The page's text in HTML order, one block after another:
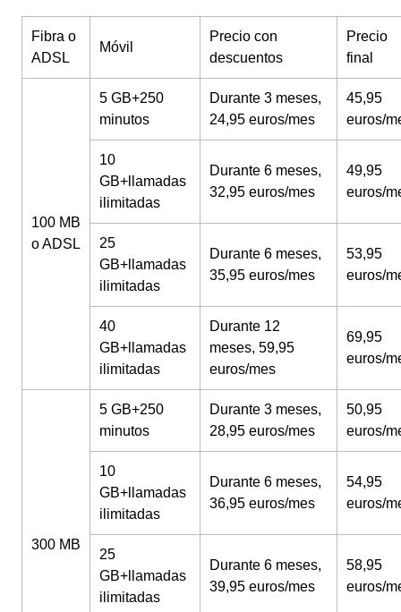
Fibra o
ADSL
Móvil
Precio con
descuentos
Precio
final
100 MB
o ADSL
5 GB+250
minutos
Durante 3 meses,
24,95 euros/mes
45,95
euros/
10
GB+llamadas
ilimitadas
Durante 6 meses,
32,95 euros/mes
49,95
euros/
25
GB+llamadas
ilimitadas
Durante 6 meses,
35,95 euros/mes
53,95
euros/
40
GB+llamadas
ilimitadas
Durante 12
meses, 59,95
euros/mes
69,95
euros/
300 MB
5 GB+250
minutos
Durante 3 meses,
28,95 euros/mes
50,95
euros/
10
GB+llamadas
ilimitadas
Durante 6 meses,
36,95 euros/mes
54,95
euros/
25
GB+llamadas
ilimitadas
Durante 6 meses,
39,95 euros/mes
58,95
euros/